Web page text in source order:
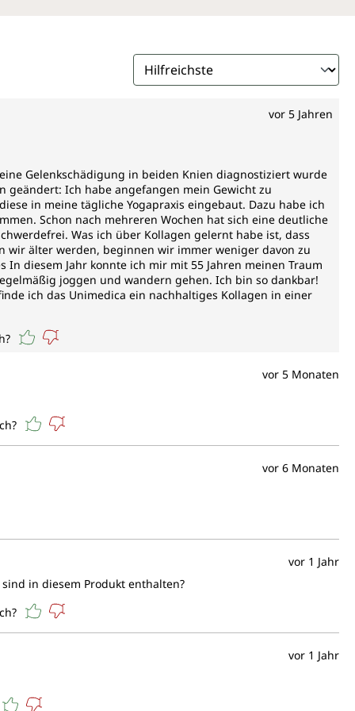
ist am meisten Kollagen?
vor allem in Fleisch und Fleischprodukten. Aber
aus denen der Körper Kollagen produzieren kann.
Eiweißzufuhr sinnvoll?
körpereigene Proteinproduktion nach. Deshalb ist es
Nährstoffquelle von außen zu versorgen.
nicht immer aus, vor allem, wenn wenig
werden. Das biochemische Profil von Kollagen
Kombination spezifischer Aminosäuren wie
aus. Diese sind anderweitig schwer in der nötigen
wird. Damit bleiben die wertvollen Bestandteile
sich in Tests als besonders gut löslich in warmen und
Eiweiß für Muskeln und Knochen.
normaler Knochen und
vor 5 Jahren
Gelenkschädigung in beiden Knien diagnostiziert wurde
geändert: Ich habe angefangen mein Gewicht zu
in meine tägliche Yogapraxis eingebaut. Dazu habe ich
Schon nach mehreren Wochen hat sich eine deutliche
Was ich über Kollagen gelernt habe ist, dass
wir älter werden, beginnen wir immer weniger davon zu
diesem Jahr konnte ich mir mit 55 Jahren meinen Traum
joggen und wandern gehen. Ich bin so dankbar!
ich das Unimedica ein nachhaltiges Kollagen in einer
vor 5 Monaten
vor 6 Monaten
vor 1 Jahr
in diesem Produkt enthalten?
vor 1 Jahr